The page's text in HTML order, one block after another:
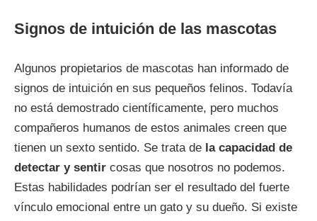
Signos de intuición de las mascotas
Algunos propietarios de mascotas han informado de
signos de intuición en sus pequeños felinos. Todavía
no está demostrado científicamente, pero muchos
compañeros humanos de estos animales creen que
tienen un sexto sentido. Se trata de la capacidad de
detectar y sentir cosas que nosotros no podemos.
Estas habilidades podrían ser el resultado del fuerte
vínculo emocional entre un gato y su dueño. Si existe